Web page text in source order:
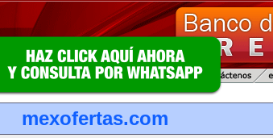
mexofertas.com